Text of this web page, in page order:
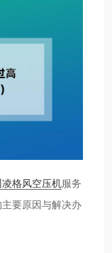
凌格风空压机服务
要原因与解决办